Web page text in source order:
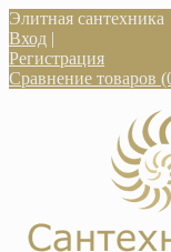
Элитная сантехника
Вход |
Регистрация
Сравнение товаров